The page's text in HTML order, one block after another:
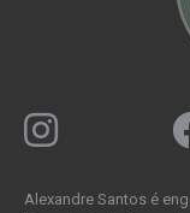
Alexandre Santos é